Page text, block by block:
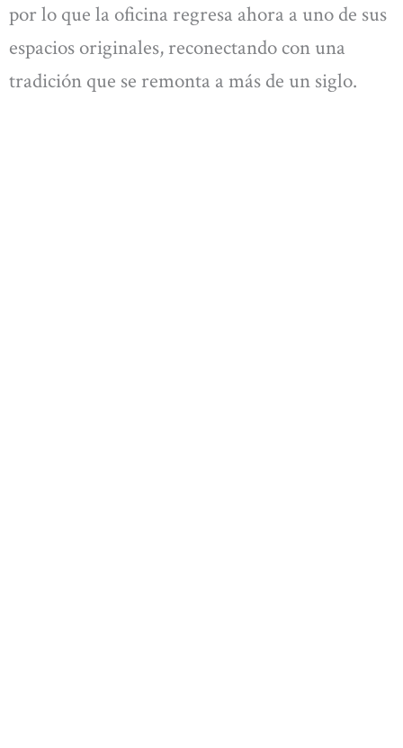
por lo que la oficina regresa ahora a uno de sus
espacios originales, reconectando con una
tradición que se remonta a más de un siglo.